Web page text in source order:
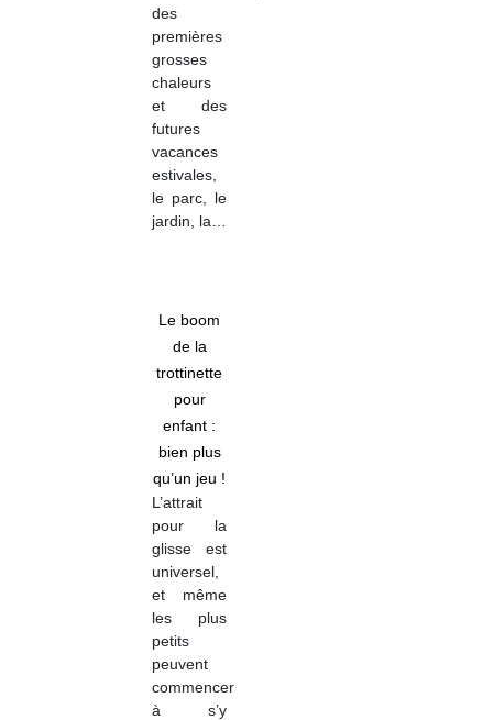
des
premières
grosses
chaleurs
et des
futures
vacances
estivales,
le parc, le
jardin, la…
Le boom
de la
trottinette
pour
enfant :
bien plus
qu’un jeu !
L’attrait
pour la
glisse est
universel,
et même
les plus
petits
peuvent
commencer
à s’y